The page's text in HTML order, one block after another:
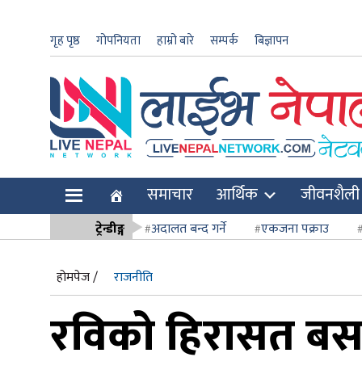
गृह पृष्ठ गोपनियता हाम्रो बारे सम्पर्क बिज्ञापन
समाचार आर्थिक जीवनशैली
ट्रेन्डीङ्ग अदालत बन्द गर्ने एकजना पक्राउ
होमपेज /
राजनीति
रविको हिरासत